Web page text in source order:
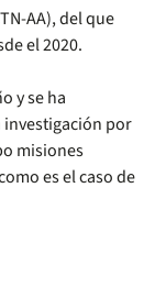
AA), del que
el 2020.
y se ha
investigación por
misiones
es el caso de